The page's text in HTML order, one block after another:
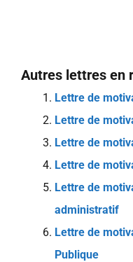
Autres lettres en
Lettre de
Lettre de
Lettre de
Lettre de
Lettre de
administratif
Lettre de
Publique